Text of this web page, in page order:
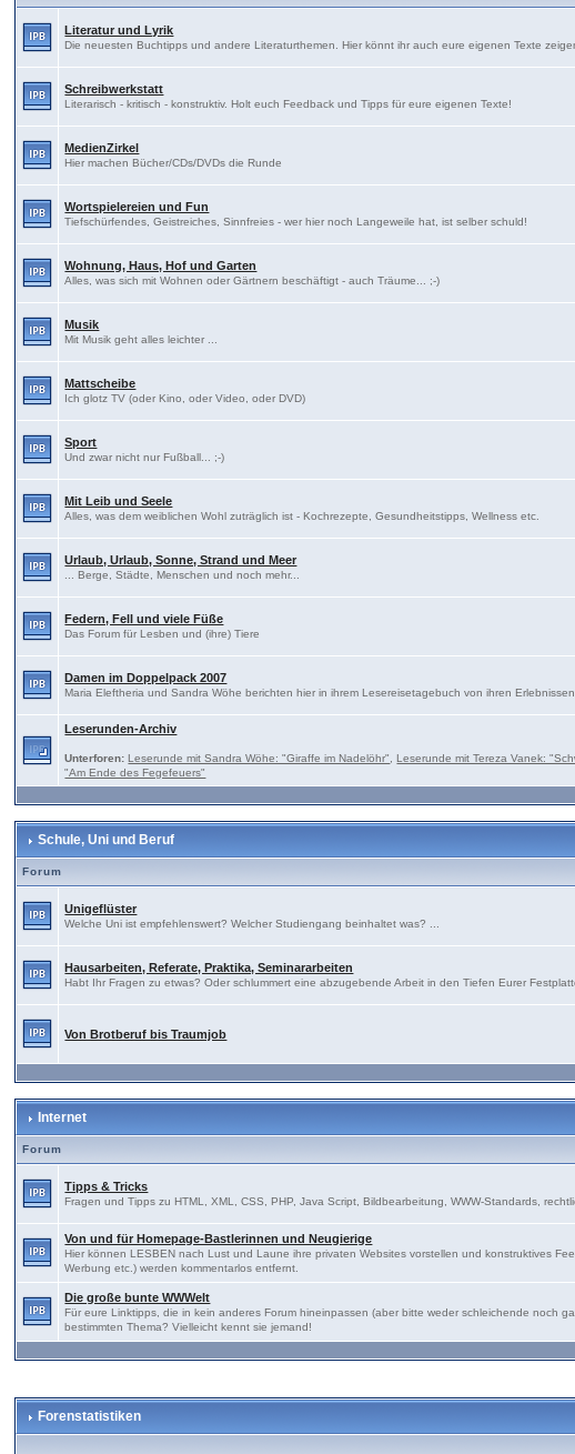
Literatur und Lyrik
Die neuesten Buchtipps und andere Literaturthemen. Hier könnt ihr auch eure eigenen Texte
Schreibwerkstatt
Literarisch - kritisch - konstruktiv. Holt euch Feedback und Tipps für eure eigenen Texte!
MedienZirkel
Hier machen Bücher/CDs/DVDs die Runde
Wortspielereien und Fun
Tiefschürfendes, Geistreiches, Sinnfreies - wer hier noch Langeweile hat, ist selber schuld!
Wohnung, Haus, Hof und Garten
Alles, was sich mit Wohnen oder Gärtnern beschäftigt - auch Träume... ;-)
Musik
Mit Musik geht alles leichter ...
Mattscheibe
Ich glotz TV (oder Kino, oder Video, oder DVD)
Sport
Und zwar nicht nur Fußball... ;-)
Mit Leib und Seele
Alles, was dem weiblichen Wohl zuträglich ist - Kochrezepte, Gesundheitstipps, Wellness etc.
Urlaub, Urlaub, Sonne, Strand und Meer
... Berge, Städte, Menschen und noch mehr...
Federn, Fell und viele Füße
Das Forum für Lesben und (ihre) Tiere
Damen im Doppelpack 2007
Maria Eleftheria und Sandra Wöhe berichten hier in ihrem Lesereisetagebuch von ihren Erlebnissen
Leserunden-Archiv
Unterforen: Leserunde mit Sandra Wöhe: "Giraffe im Nadelöhr" ,Leserunde mit Tereza Vanek:
"Am Ende des Fegefeuers"
Schule, Uni und Beruf
Forum
Unigeflüster
Welche Uni ist empfehlenswert? Welcher Studiengang beinhaltet was? ...
Hausarbeiten, Referate, Praktika, Seminararbeiten
Habt Ihr Fragen zu etwas? Oder schlummert eine abzugebende Arbeit in den Tiefen Eurer
Von Brotberuf bis Traumjob
Internet
Forum
Tipps & Tricks
Fragen und Tipps zu HTML, XML, CSS, PHP, Java Script, Bildbearbeitung, WWW-Standards,
Von und für Homepage-Bastlerinnen und Neugierige
Hier können LESBEN nach Lust und Laune ihre privaten Websites vorstellen und konstruktives
Werbung etc.) werden kommentarlos entfernt.
Die große bunte WWWelt
Für eure Linktipps, die in kein anderes Forum hineinpassen (aber bitte weder schleichende noch
bestimmten Thema? Vielleicht kennt sie jemand!
Forenstatistiken